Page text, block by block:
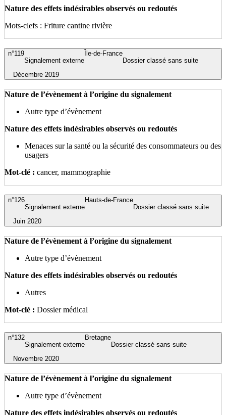
Nature des effets indésirables observés ou redoutés
Mots-clefs : Friture cantine rivière
Décembre 2019
Dossier classé sans suite
Île-de-France
Signalement externe
n°119
Nature de l’évènement à l’origine du signalement
Autre type d’évènement
Nature des effets indésirables observés ou redoutés
Menaces sur la santé ou la sécurité des consommateurs ou des
usagers
Mot-clé : cancer, mammographie
Juin 2020
Dossier classé sans suite
Hauts-de-France
Signalement externe
n°126
Nature de l’évènement à l’origine du signalement
Autre type d’évènement
Nature des effets indésirables observés ou redoutés
Autres
Mot-clé : Dossier médical
Novembre 2020
Dossier classé sans suite
Bretagne
Signalement externe
n°132
Nature de l’évènement à l’origine du signalement
Autre type d’évènement
Nature des effets indésirables observés ou redoutés